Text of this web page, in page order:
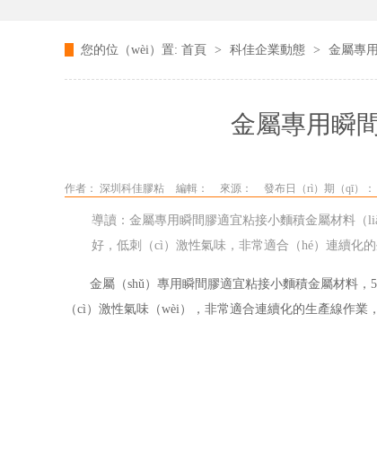
科佳UV無影（yǐng）膠水動態 科佳（jiā）快幹膠（
您的位（wèi）置: 首頁 > 科佳企業動態 > 金屬專
金屬專用瞬
作者： 深圳科佳膠粘 編輯： 來源： 發布日（rì）期（qī）：
導讀：金屬專用瞬間膠適宜粘接小麵積金屬材料（
好，低刺（cì）激性氣味，非常適合（hé）連續化
金屬（shǔ）專用瞬間膠適宜粘接小麵積金屬材料 ，
（cì）激性氣味（wèi），非常適合連續化的生產線作業